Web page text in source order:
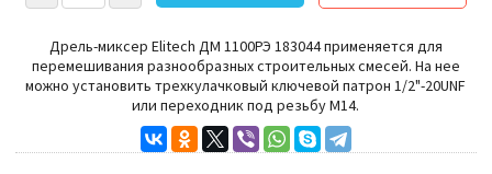
Дрель-миксер Elitech ДМ 1100РЭ 183044применяется для
перемешивания разнообразных строительных смесей. На нее
можно установить трехкулачковый ключевой патрон 1/2"-20UNF
или переходник под резьбу М14.